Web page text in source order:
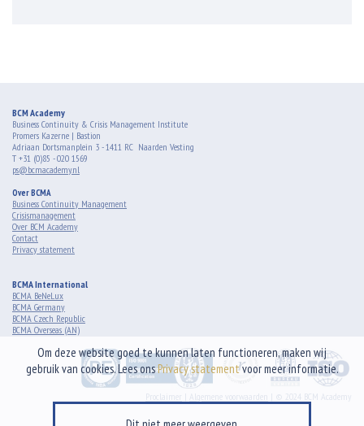
BCM Academy
Business Continuity & Crisis Management Institute
Promers Kazerne | Bastion
Adriaan Dortsmanplein 3 - 1411 RC Naarden Vesting
T +31 (0)85 - 020 1569
ps@bcmacademy.nl
Over BCMA
Business Continuity Management
Crisismanagement
Over BCM Academy
Contact
Privacy statement
BCMA International
BCMA BeNeLux
BCMA Germany
BCMA Czech Republic
BCMA Overseas (AN)
Proclaimer | Algemene voorwaarden | © 2024 BCM Academy
Om deze website goed te kunnen laten functioneren, maken wij
gebruik van cookies. Lees onsPrivacy statementvoor meer informatie.